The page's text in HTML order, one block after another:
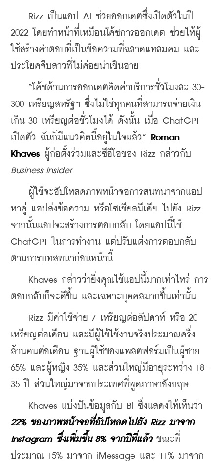
Rizz เป็นแอป AI ช่วยออกเดตซึ่งเปิดตัวในปี
2022 โดยทำหน้าที่เหมือนโค้ชการออกเดต ช่วยให้ผู้
ใช้สร้างคำตอบที่เป็นข้อความที่ฉลาดแหลมคม และ
ประโยคจีบสาวที่ไม่ค่อยน่าเขินอาย
“โค้ชด้านการออกเดตคิดค่าบริการชั่วโมงละ 30-
300 เหรียญสหรัฐฯ ซึ่งไม่ใช่ทุกคนที่สามารถจ่ายเงิน
เกิน 30 เหรียญต่อชั่วโมงได้ ดังนั้น เมื่อ ChatGPT
เปิดตัว ฉันก็มีแนวคิดนี้อยู่ในใจแล้ว” Roman
Khaves
Business Insider
ผู้ใช้จะอัปโหลดภาพหน้าจอการสนทนาจากแอป
หาคู่ แอปส่งข้อความ หรือโซเชียลมีเดีย ไปยัง Rizz
จากนั้นแอปจะสร้างการตอบกลับ โดยแอปนี้ใช้
ChatGPT ในการทำงาน แต่ปรับแต่งการตอบกลับ
ตามการบทสทนาก่อนหน้านี้
Khaves กล่าวว่ายิ่งคุณใช้แอปนี้มากเท่าไหร่ การ
ตอบกลับก็จะดีขึ้น และเฉพาะบุคคลมากขึ้นเท่านั้น
Rizz มีค่าใช้จ่าย 7 เหรียญต่อสัปดาห์ หรือ 20
เหรียญต่อเดือน และมีผู้ใช้ใช้งานจริงประมาณครึ่ง
ล้านคนต่อเดือน ฐานผู้ใช้ของแพลตฟอร์มเป็นผู้ชาย
65% และผู้หญิง 35% และส่วนใหญ่มีอายุระหว่าง 18-
35 ปี ส่วนใหญ่มาจากประเทศที่พูดภาษาอังกฤษ
22% ของภาพหน้าจอที่อัปโหลดไปยัง Rizz มาจาก
Instagram ซึ่งเพิ่มขึ้น 8% จากปีที่แล้ว ขณะที่
ประมาณ 15% มาจาก iMessage และ 11% มาจาก